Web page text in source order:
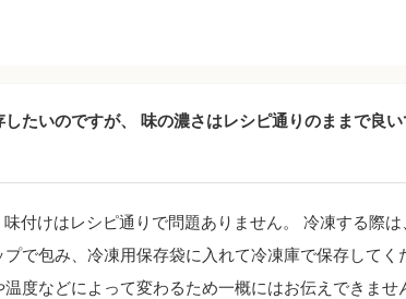
たいのですが、 味の濃さはレシピ通りのままで良
付けはレシピ通りで問題ありません。 冷凍する際
で包み、冷凍用保存袋に入れて冷凍庫で保存してく
度などによって変わるため一概にはお伝えできませ